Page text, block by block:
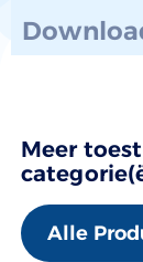
Meer
Alle